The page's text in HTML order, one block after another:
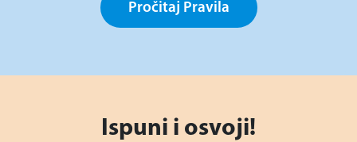
Pročitaj Pravila
Ispuni i osvoji!